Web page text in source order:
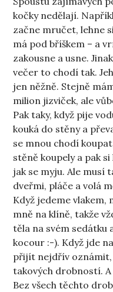
kočky nedělají.
začne mručet, lehne
má pod bříškem – a
zakousne a usne.
večer to chodí tak.
jen něžně. Stejně
milion jizviček, ale
Pak taky, když pije
kouká do stěny a
se mnou chodí
stěně koupely a pak
jak se myju. Ale musí
dveřmi, pláče a volá
Když jedeme vlakem,
mně na klíně, takže
těla na svém sedátku
kocour :-). Když jde
přijít nejdřív oznámit,
takových drobností.
Bez všech těchto